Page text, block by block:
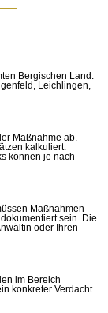
Bergischen Land.
Leichlingen,
Maßnahme ab.
kalkuliert.
können je nach
Maßnahmen
sein. Die
oder Ihren
im Bereich
konkreter Verdacht